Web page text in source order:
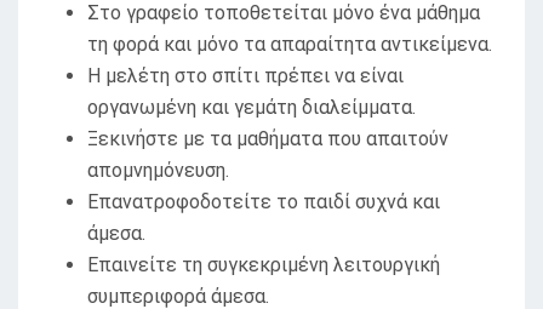
Στο γραφείο τοποθετείται μόνο ένα μάθημα
τη φορά και μόνο τα απαραίτητα αντικείμενα.
Η μελέτη στο σπίτι πρέπει να είναι
οργανωμένη και γεμάτη διαλείμματα.
Ξεκινήστε με τα μαθήματα που απαιτούν
απομνημόνευση.
Επανατροφοδοτείτε το παιδί συχνά και
άμεσα.
Επαινείτε τη συγκεκριμένη λειτουργική
συμπεριφορά άμεσα.